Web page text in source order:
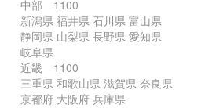
中部 1100
新潟県 福井県 石川県 富山県
静岡県 山梨県 長野県 愛知県
岐阜県
近畿 1100
三重県 和歌山県 滋賀県 奈良県
京都府 大阪府 兵庫県